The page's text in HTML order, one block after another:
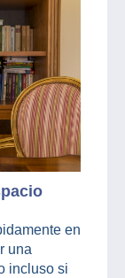
en
una
incluso si